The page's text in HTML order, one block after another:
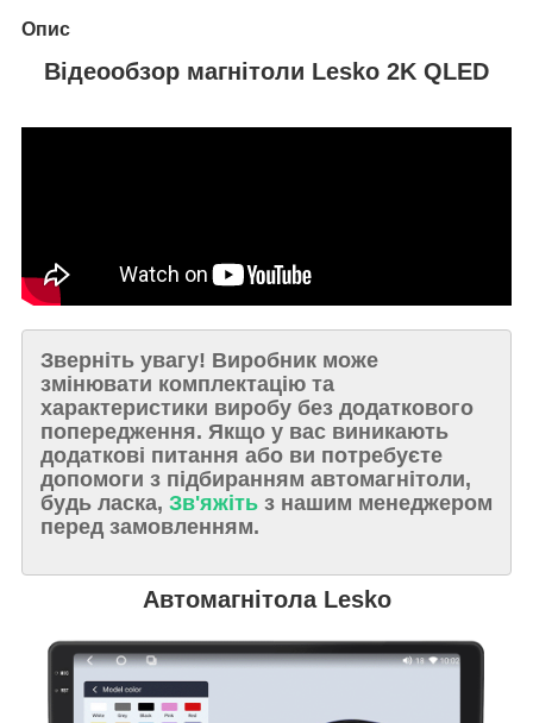
Опис
Відеообзор магнітоли Lesko 2K QLED
Зверніть увагу! Виробник може
змінювати комплектацію та
характеристики виробу без додаткового
попередження. Якщо у вас виникають
додаткові питання або ви потребуєте
допомоги з підбиранням автомагнітоли,
будь ласка, Зв'яжіть з нашим менеджером
перед замовленням.
Автомагнітола Lesko